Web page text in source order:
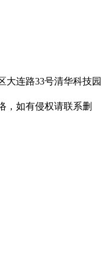
大连路33号清华科技园
，如有侵权请联系删